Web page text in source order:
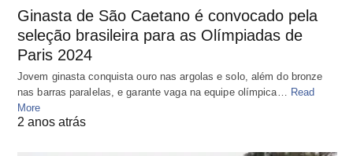
Ginasta de São Caetano é convocado pela
seleção brasileira para as Olímpiadas de
Paris 2024
Jovem ginasta conquista ouro nas argolas e solo, além do bronze
nas barras paralelas, e garante vaga na equipe olímpica… Read
More
2 anos atrás